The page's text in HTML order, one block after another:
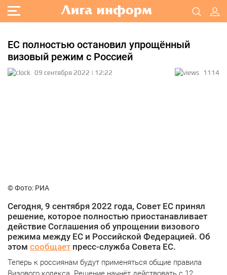
ЕС полностью остановил упрощённый
визовый режим с Россией
09 сентября 2022 | 12:22 1114
© Фото: РИА
Сегодня, 9 сентября 2022 года, Совет ЕС принял
решение, которое полностью приостанавливает
действие Соглашения об упрощении визового
режима между ЕС и Российской Федерацией. Об
этом сообщает пресс-служба Совета ЕС.
Теперь к россиянам будут применяться общие правила